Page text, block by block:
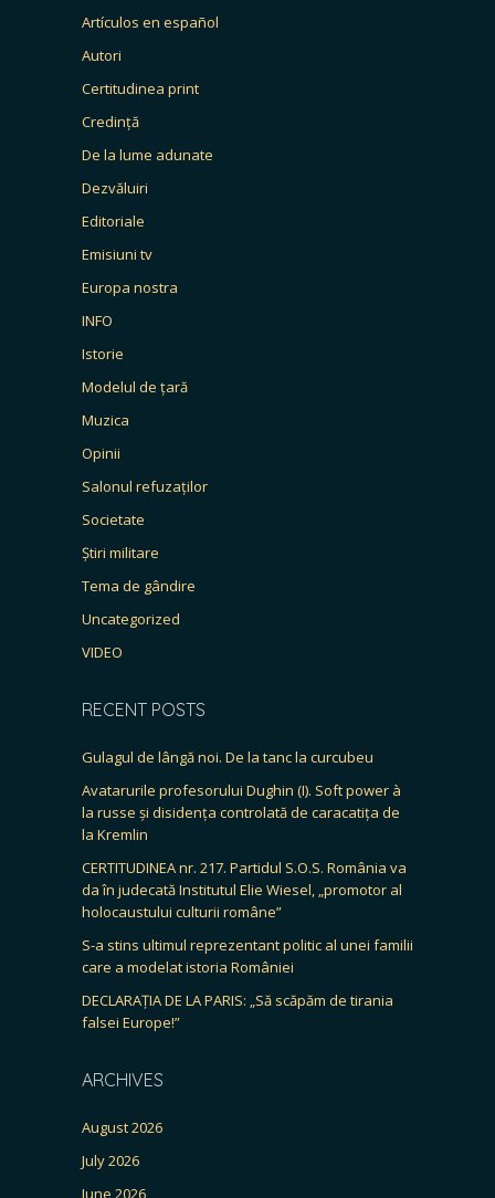
Artículos en español
Autori
Certitudinea print
Credință
De la lume adunate
Dezvăluiri
Editoriale
Emisiuni tv
Europa nostra
INFO
Istorie
Modelul de țară
Muzica
Opinii
Salonul refuzaților
Societate
Știri militare
Tema de gândire
Uncategorized
VIDEO
RECENT POSTS
Gulagul de lângă noi. De la tanc la curcubeu
Avatarurile profesorului Dughin (I). Soft power à
la russe și disidența controlată de caracatița de
la Kremlin
CERTITUDINEA nr. 217. Partidul S.O.S. România va
da în judecată Institutul Elie Wiesel, „promotor al
holocaustului culturii române”
S-a stins ultimul reprezentant politic al unei familii
care a modelat istoria României
DECLARAȚIA DE LA PARIS: „Să scăpăm de tirania
falsei Europe!”
ARCHIVES
August 2026
July 2026
June 2026